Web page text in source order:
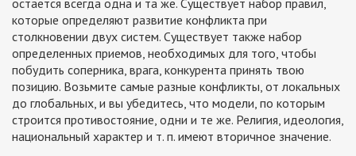
остается всегда одна и та же. Существует набор правил,
которые определяют развитие конфликта при
столкновении двух систем. Существует также набор
определенных приемов, необходимых для того, чтобы
побудить соперника, врага, конкурента принять твою
позицию. Возьмите самые разные конфликты, от локальных
до глобальных, и вы убедитесь, что модели, по которым
строится противостояние, одни и те же. Религия, идеология,
национальный характер и т. п. имеют вторичное значение.